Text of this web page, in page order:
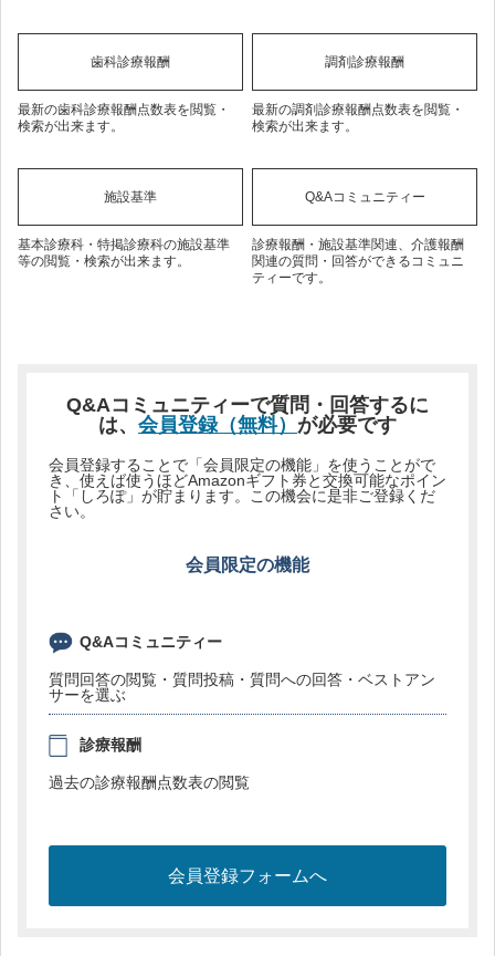
歯科診療報酬
最新の歯科診療報酬点数表を閲覧・
検索が出来ます。
調剤診療報酬
最新の調剤診療報酬点数表を閲覧・
検索が出来ます。
施設基準
基本診療科・特掲診療科の施設基準
等の閲覧・検索が出来ます。
Q&Aコミュニティー
診療報酬・施設基準関連、介護報酬
関連の質問・回答ができるコミュニ
ティーです。
Q&Aコミュニティーで質問・回答するに
は、 会員登録（無料） が必要です
会員登録することで「会員限定の機能」を使うことがで
き、使えば使うほどAmazonギフト券と交換可能なポイン
ト「しろぽ」が貯まります。この機会に是非ご登録くだ
さい。
会員限定の機能
Q&Aコミュニティー
質問回答の閲覧・質問投稿・質問への回答・ベストアン
サーを選ぶ
診療報酬
過去の診療報酬点数表の閲覧
会員登録フォームへ